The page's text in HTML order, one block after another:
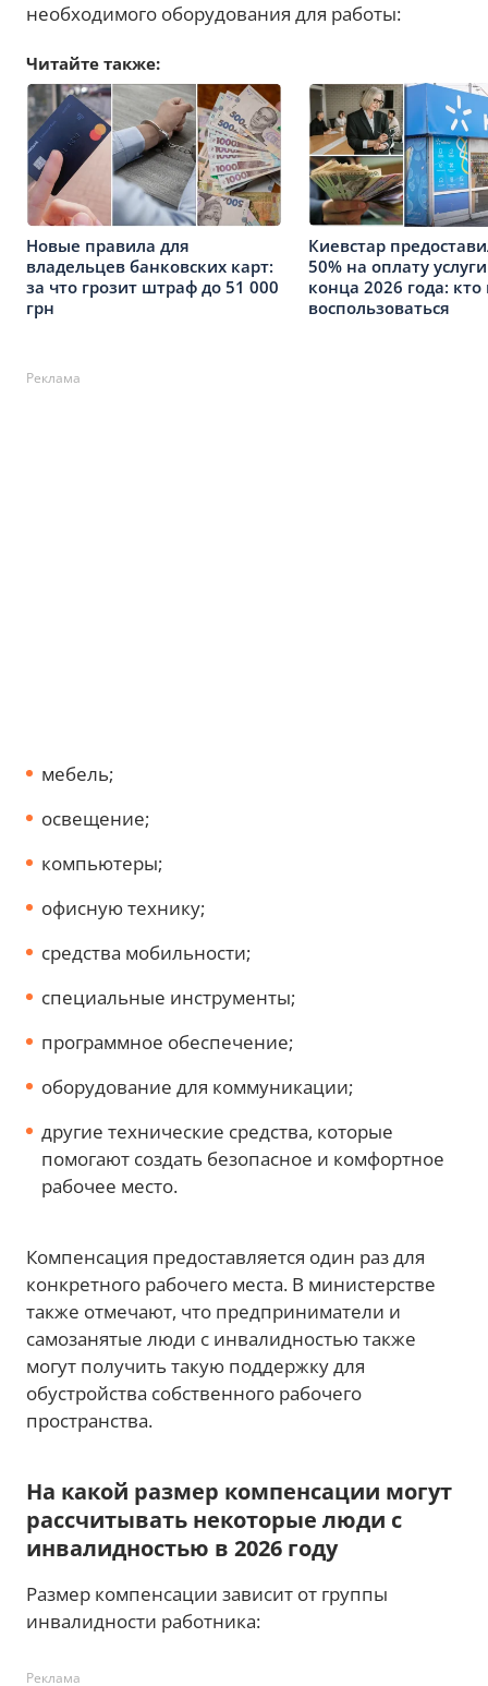
необходимого оборудования для работы:
Читайте также:
Новые правила для
владельцев банковских карт:
за что грозит штраф до 51 000
грн
Киевстар
50% на оплату
конца 2026 года:
воспользоваться
Реклама
мебель;
освещение;
компьютеры;
офисную технику;
средства мобильности;
специальные инструменты;
программное обеспечение;
оборудование для коммуникации;
другие технические средства, которые
помогают создать безопасное и комфортное
рабочее место.
Компенсация предоставляется один раз для
конкретного рабочего места. В министерстве
также отмечают, что предприниматели и
самозанятые люди с инвалидностью также
могут получить такую поддержку для
обустройства собственного рабочего
пространства.
На какой размер компенсации могут
рассчитывать некоторые люди с
инвалидностью в 2026 году
Размер компенсации зависит от группы
инвалидности работника:
Реклама